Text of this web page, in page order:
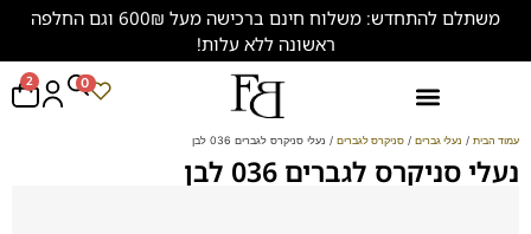
משתלם להתחדש: משלוח חינם ברכישה מעל 600₪ וגם החלפה
ראשונה ללא עלות!
2 0
עמוד הבית / נעלי גברים / סניקרס לגברים / נעלי סניקרס לגברים 036 לבן
נעלי סניקרס לגברים 036 לבן